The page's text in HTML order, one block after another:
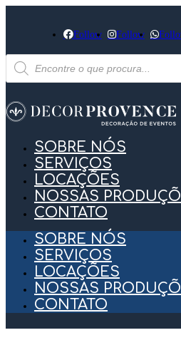
Follow Follow
Pesquisar
produtos
SOBRE NÓS
SERVIÇOS
LOCAÇÕES
NOSSAS
CONTATO
SOBRE NÓS
SERVIÇOS
LOCAÇÕES
NOSSAS
CONTATO